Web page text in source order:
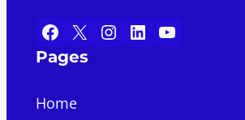
Facebook X Instagram LinkedIn YouTube
Pages
Home